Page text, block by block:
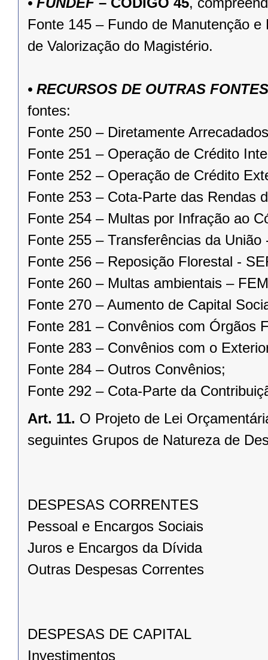
Fonte 145 – Fundo de Manutenção
de Valorização do Magistério.
• RECURSOS DE OUTRAS FONTES
fontes:
Fonte 250 – Diretamente
Fonte 251 – Operação de Crédito
Fonte 252 – Operação de Crédito
Fonte 253 – Cota-Parte das Rendas
Fonte 254 – Multas por Infração ao
Fonte 255 – Transferências da União
Fonte 256 – Reposição Florestal -
Fonte 260 – Multas ambientais –
Fonte 270 – Aumento de Capital
Fonte 281 – Convênios com Órgãos
Fonte 283 – Convênios com o
Fonte 284 – Outros Convênios;
Fonte 292 – Cota-Parte da
Art. 11. O Projeto de Lei
seguintes Grupos de Natureza de
DESPESAS CORRENTES
Pessoal e Encargos Sociais
Juros e Encargos da Dívida
Outras Despesas Correntes
DESPESAS DE CAPITAL
Investimentos